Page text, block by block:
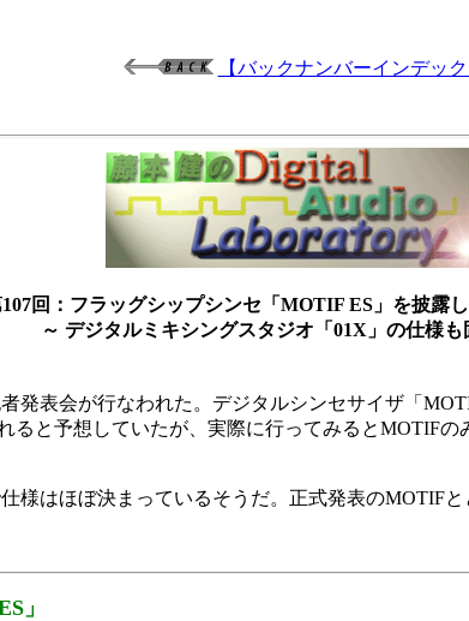
【バックナンバーインデック
回：フラッグシップシンセ「MOTIF ES」を披露
～ デジタルミキシングスタジオ「01X」の仕様も
発表会が行なわれた。デジタルシンセサイザ「
ると予想していたが、実際に行ってみるとMOTIF
はほぼ決まっているそうだ。正式発表のMOTIFと
」